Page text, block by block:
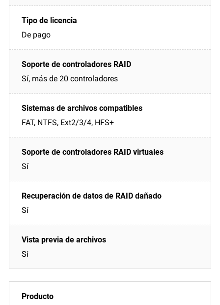
De pago
Sí, más de 20 controladores
FAT, NTFS, Ext2/3/4, HFS+
Sí
Sí
Sí